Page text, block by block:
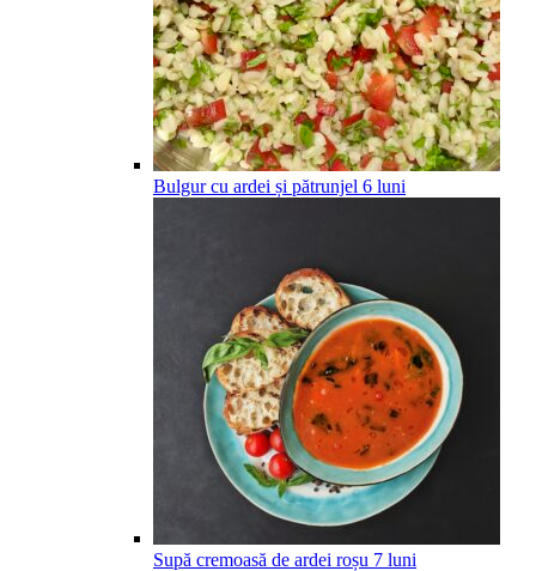
Bulgur cu ardei și pătrunjel 6 luni
Supă cremoasă de ardei roșu 7 luni